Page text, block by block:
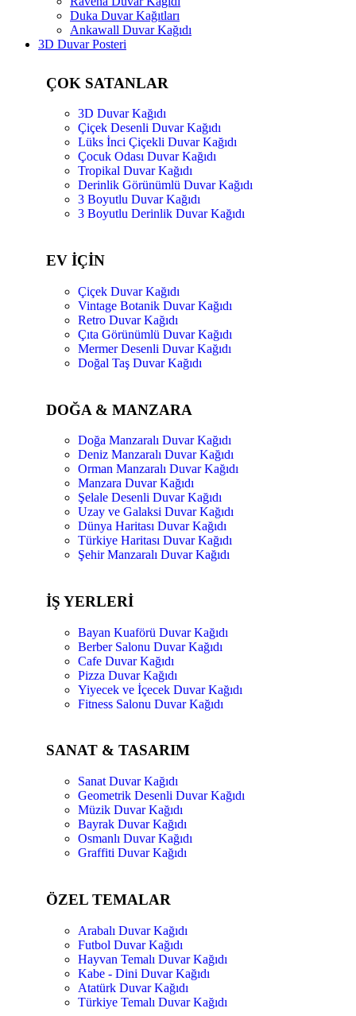
Duka Duvar Kağıtları
Ankawall Duvar Kağıdı
3D Duvar Posteri
ÇOK SATANLAR
3D Duvar Kağıdı
Çiçek Desenli Duvar Kağıdı
Lüks İnci Çiçekli Duvar Kağıdı
Çocuk Odası Duvar Kağıdı
Tropikal Duvar Kağıdı
Derinlik Görünümlü Duvar Kağıdı
3 Boyutlu Duvar Kağıdı
3 Boyutlu Derinlik Duvar Kağıdı
EV İÇİN
Çiçek Duvar Kağıdı
Vintage Botanik Duvar Kağıdı
Retro Duvar Kağıdı
Çıta Görünümlü Duvar Kağıdı
Mermer Desenli Duvar Kağıdı
Doğal Taş Duvar Kağıdı
DOĞA & MANZARA
Doğa Manzaralı Duvar Kağıdı
Deniz Manzaralı Duvar Kağıdı
Orman Manzaralı Duvar Kağıdı
Manzara Duvar Kağıdı
Şelale Desenli Duvar Kağıdı
Uzay ve Galaksi Duvar Kağıdı
Dünya Haritası Duvar Kağıdı
Türkiye Haritası Duvar Kağıdı
Şehir Manzaralı Duvar Kağıdı
İŞ YERLERİ
Bayan Kuaförü Duvar Kağıdı
Berber Salonu Duvar Kağıdı
Cafe Duvar Kağıdı
Pizza Duvar Kağıdı
Yiyecek ve İçecek Duvar Kağıdı
Fitness Salonu Duvar Kağıdı
SANAT & TASARIM
Sanat Duvar Kağıdı
Geometrik Desenli Duvar Kağıdı
Müzik Duvar Kağıdı
Bayrak Duvar Kağıdı
Osmanlı Duvar Kağıdı
Graffiti Duvar Kağıdı
ÖZEL TEMALAR
Arabalı Duvar Kağıdı
Futbol Duvar Kağıdı
Hayvan Temalı Duvar Kağıdı
Kabe - Dini Duvar Kağıdı
Atatürk Duvar Kağıdı
Türkiye Temalı Duvar Kağıdı